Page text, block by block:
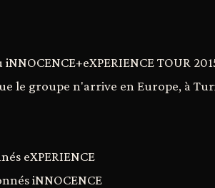
TOUR
le groupe n'arrive en Europe, à
eXPERIENCE
iNNOCENCE